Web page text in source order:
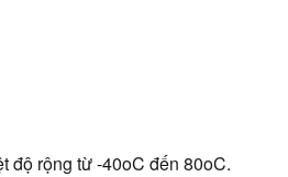
độ rộng từ -40oC đến 80oC.